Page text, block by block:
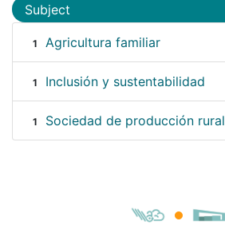
Subject
1 Agricultura familiar
1 Inclusión y sustentabilidad
1 Sociedad de producción rural